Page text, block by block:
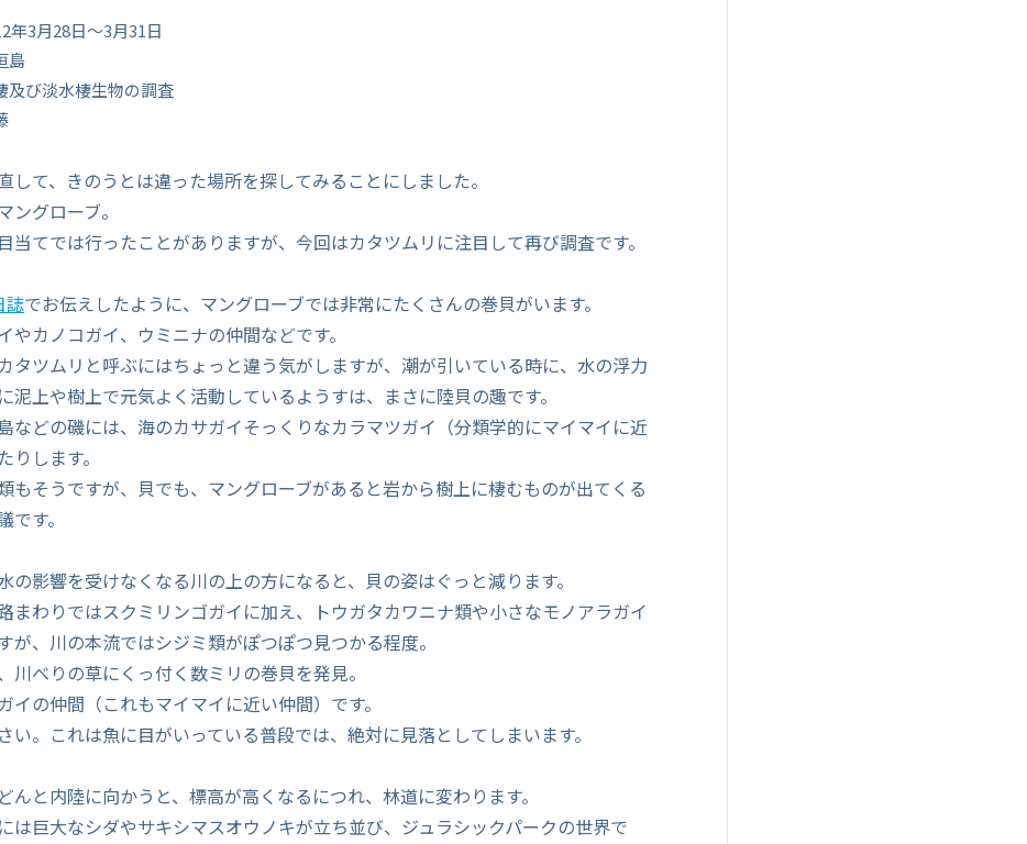
年3月28日～3月31日
島
及び淡水棲生物の調査
して、きのうとは違った場所を探してみることにしました。
ングローブ。
当てでは行ったことがありますが、今回はカタツムリに注目して再び調査です。
誌でお伝えしたように、マングローブでは非常にたくさんの巻貝がいます。
やカノコガイ、ウミニナの仲間などです。
タツムリと呼ぶにはちょっと違う気がしますが、潮が引いている時に、水の浮力
泥上や樹上で元気よく活動しているようすは、まさに陸貝の趣です。
などの磯には、海のカサガイそっくりなカラマツガイ（分類学的にマイマイに近
りします。
もそうですが、貝でも、マングローブがあると岩から樹上に棲むものが出てくる
です。
の影響を受けなくなる川の上の方になると、貝の姿はぐっと減ります。
まわりではスクミリンゴガイに加え、トウガタカワニナ類や小さなモノアラガイ
が、川の本流ではシジミ類がぽつぽつ見つかる程度。
川べりの草にくっ付く数ミリの巻貝を発見。
イの仲間（これもマイマイに近い仲間）です。
い。これは魚に目がいっている普段では、絶対に見落としてしまいます。
んと内陸に向かうと、標高が高くなるにつれ、林道に変わります。
は巨大なシダやサキシマスオウノキが立ち並び、ジュラシックパークの世界で